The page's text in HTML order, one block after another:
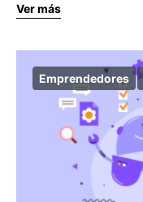
Ver más
Emprendedores